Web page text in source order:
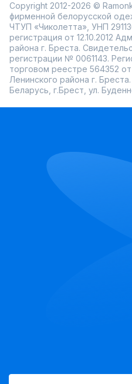
Copyright 2012-2026 ©
фирменной белорусской
ЧТУП «Чиколетта», УНП
регистрация от 12.10.2012
района г. Бреста.
регистрации № 0061143.
торговом реестре 564352
Ленинского района г.
Беларусь, г.Брест, ул.